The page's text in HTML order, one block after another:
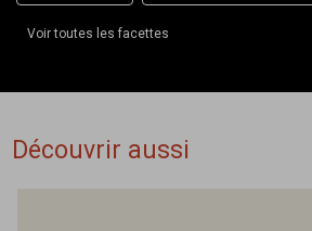
Voir toutes les facettes
Découvrir aussi